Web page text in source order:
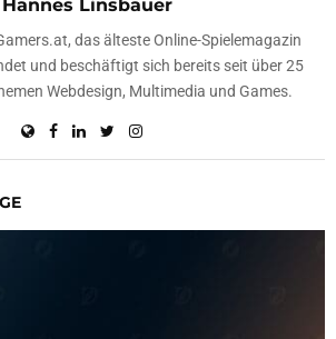
Hannes Linsbauer
das älteste Online-Spielemagazin
und beschäftigt sich bereits seit über 25
Webdesign, Multimedia und Games.